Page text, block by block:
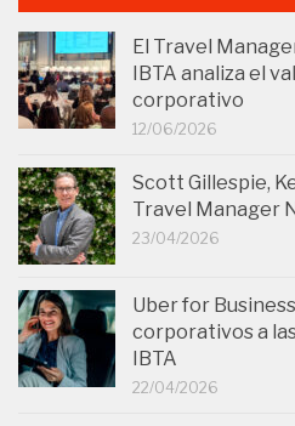
El Travel
IBTA analiza el
corporativo
12/06/2026
Scott Gillespie,
Travel Manager
23/04/2026
Uber for
corporativos a
IBTA
22/04/2026